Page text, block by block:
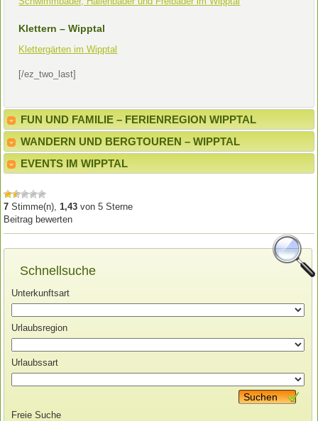
Klettern – Wipptal
Klettergärten im Wipptal
[/ez_two_last]
FUN UND FAMILIE – FERIENREGION WIPPTAL
WANDERN UND BERGTOUREN – WIPPTAL
EVENTS IM WIPPTAL
7 Stimme(n), 1,43 von5 Sterne
Beitrag bewerten
Schnellsuche
Unterkunftsart
Urlaubsregion
Urlaubssart
Suchen
Freie Suche